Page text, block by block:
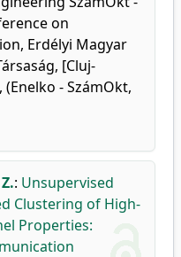
on
Erdélyi Magyar
[Cluj-
(Enelko - SzámOkt,
: Unsupervised
Clustering of High-
Properties: